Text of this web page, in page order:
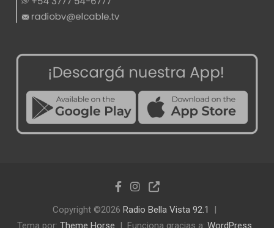
Copyright ©2026 Radio Bella Vista 92.1